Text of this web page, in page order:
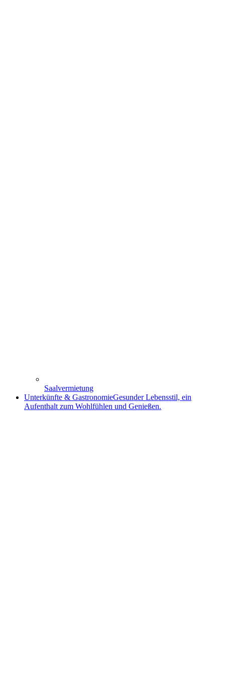
Saalvermietung
Unterkünfte & GastronomieGesunder Lebensstil, ein
Aufenthalt zum Wohlfühlen und Genießen.